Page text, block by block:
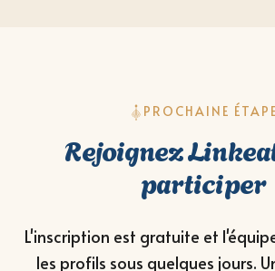
PROCHAINE ÉTAPE
Rejoignez
participer
L'inscription est gratuite et
les profils sous quelques jours.